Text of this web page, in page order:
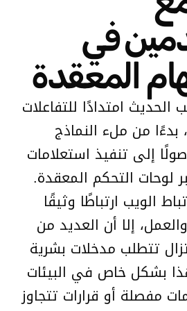
في
المعقدة
امتدادًا للتفاعلات
بدءًا من ملء النماذج
إلى تنفيذ استعلامات
لوحات التحكم المعقدة.
الويب ارتباطًا وثيقًا
إلا أن العديد من
تتطلب مدخلات بشرية
بشكل خاص في البيئات
مفصلة أو قرارات تتجاوز